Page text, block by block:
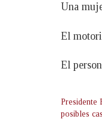
Una
El
El
Presidente
posibles